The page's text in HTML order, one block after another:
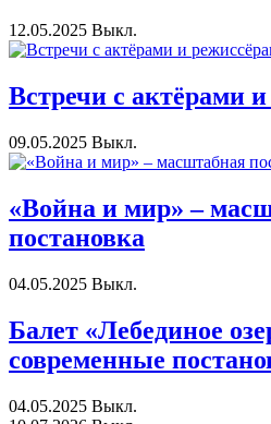
12.05.2025 Выкл.
Встречи с актёрами
09.05.2025 Выкл.
«Война и мир» –
постановка
04.05.2025 Выкл.
Балет «Лебединое
современные
04.05.2025 Выкл.